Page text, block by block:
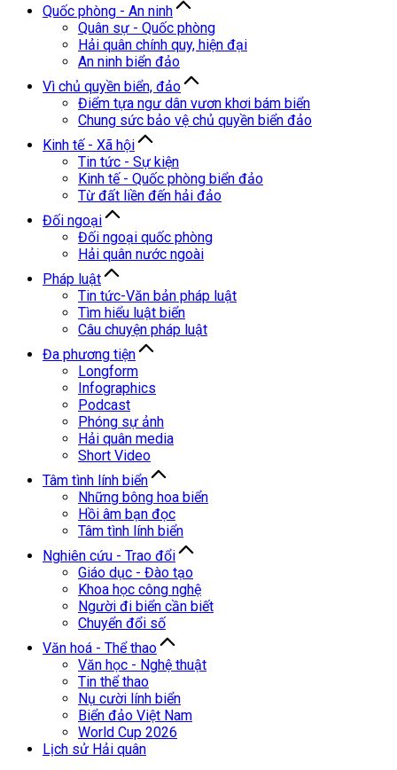
Quốc phòng - An ninh
Quân sự - Quốc phòng
Hải quân chính quy, hiện đại
An ninh biển đảo
Vì chủ quyền biển, đảo
Điểm tựa ngư dân vươn khơi bám biển
Chung sức bảo vệ chủ quyền biển đảo
Kinh tế - Xã hội
Tin tức - Sự kiện
Kinh tế - Quốc phòng biển đảo
Từ đất liền đến hải đảo
Đối ngoại
Đối ngoại quốc phòng
Hải quân nước ngoài
Pháp luật
Tin tức-Văn bản pháp luật
Tìm hiểu luật biển
Câu chuyện pháp luật
Đa phương tiện
Longform
Infographics
Podcast
Phóng sự ảnh
Hải quân media
Short Video
Tâm tình lính biển
Những bông hoa biển
Hồi âm bạn đọc
Tâm tình lính biển
Nghiên cứu - Trao đổi
Giáo dục - Đào tạo
Khoa học công nghệ
Người đi biển cần biết
Chuyển đổi số
Văn hoá - Thể thao
Văn học - Nghệ thuật
Tin thể thao
Nụ cười lính biển
Biển đảo Việt Nam
World Cup 2026
Lịch sử Hải quân